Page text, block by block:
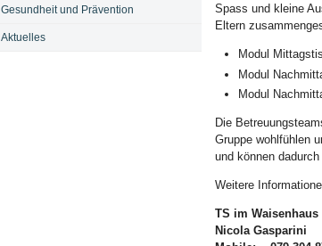
Spass und kleine
Eltern
Modul
Modul
Modul
Die
Gruppe wohlfühlen
und können
Weitere
TS im Waisenhaus
Nicola Gasparini
Gesundheit und Prävention
Aktuelles